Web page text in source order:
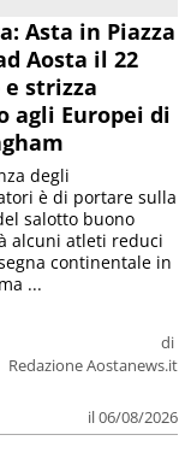
Asta in Piazza
Aosta il 22
e strizza
agli Europei di
di
Redazione Aostanews.it
il 06/08/2026
degli
è di portare sulla
salotto buono
alcuni atleti reduci
continentale in
...